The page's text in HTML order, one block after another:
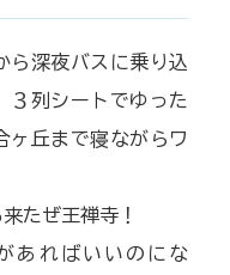
ら深夜バスに乗り込
３列シートでゆった
ヶ丘まで寝ながらワ
たぜ王禅寺！
あればいいのにな